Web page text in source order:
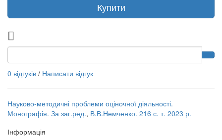
Купити
0 відгуків / Написати відгук
Науково-методичні проблеми оціночної діяльності.
Монографія. За заг.ред., В.В.Немченко. 216 с. т. 2023 р.
Інформація